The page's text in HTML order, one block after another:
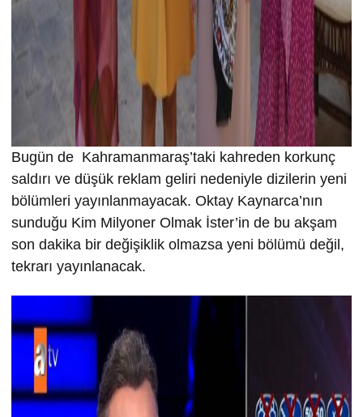
Bugün de Kahramanmaraş’taki kahreden korkunç
saldırı ve düşük reklam geliri nedeniyle dizilerin yeni
bölümleri yayınlanmayacak. Oktay Kaynarca’nın
sunduğu Kim Milyoner Olmak İster’in de bu akşam
son dakika bir değişiklik olmazsa yeni bölümü değil,
tekrarı yayınlanacak.